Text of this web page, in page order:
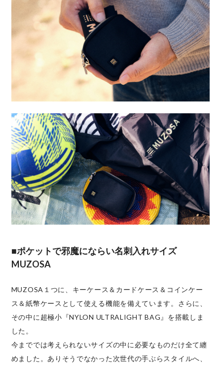
■ポケットで邪魔にならい名刺入れサイズ
MUZOSA
MUZOSA１つに、キーケース＆カードケース＆コインケー
ス＆紙幣ケースとして使える機能を備えています。さらに、
その中に超極小『NYLON ULTRALIGHT BAG』を搭載しま
した。
今まででは考えられないサイズの中に必要なものだけ全て纏
めました。ありそうでなかった次世代の手ぶらスタイルへ、